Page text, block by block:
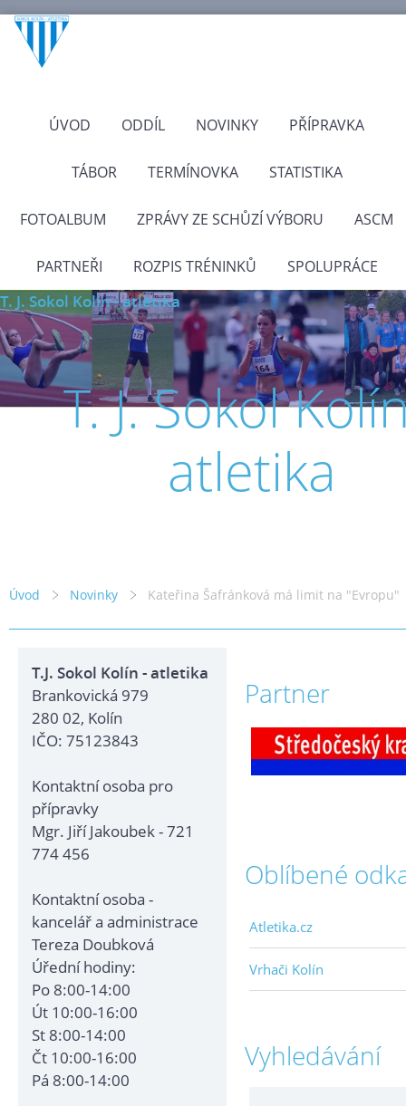
ÚVOD ODDÍL NOVINKY PŘÍPRAVKA
TÁBOR TERMÍNOVKA STATISTIKA
FOTOALBUM ZPRÁVY ZE SCHŮZÍ VÝBORU ASCM
PARTNEŘI ROZPIS TRÉNINKŮ SPOLUPRÁCE
T. J. Sokol Kolín - atletika
T. J. Sokol
atletika
Úvod Novinky Kateřina Šafránková má limit na "Evropu"
T.J. Sokol Kolín - atletika
Brankovická 979
280 02, Kolín
IČO: 75123843
Kontaktní osoba pro
přípravky
Mgr. Jiří Jakoubek - 721
774 456
Kontaktní osoba -
kancelář a administrace
Tereza Doubková
Úřední hodiny:
Po 8:00-14:00
Út 10:00-16:00
St 8:00-14:00
Čt 10:00-16:00
Pá 8:00-14:00
Partner
Oblíbené
Atletika.cz
Vrhači Kolín
Vyhledávání